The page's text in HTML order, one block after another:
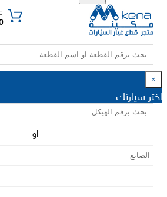
0
×
اختر سيارتك
او